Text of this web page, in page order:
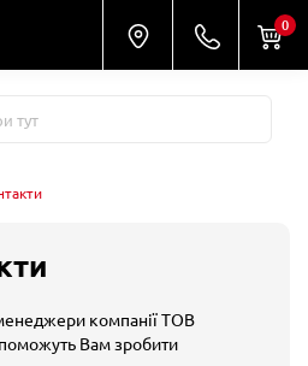
0
компанії ТОВ
Вам зробити